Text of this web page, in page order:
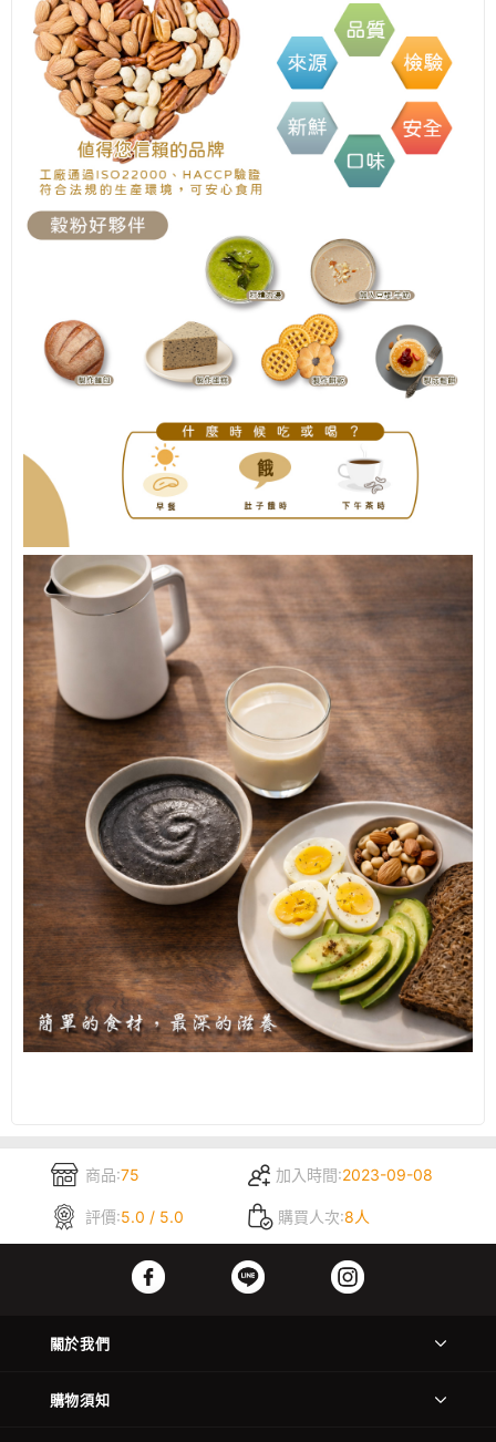
商品:75 加入時間:2023-09-08
評價:5.0 / 5.0 購買人次:8人
關於我們
購物須知